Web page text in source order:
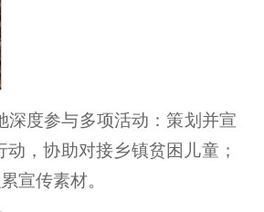
深度参与多项活动：策划并宣
，协助对接乡镇贫困儿童；
宣传素材。